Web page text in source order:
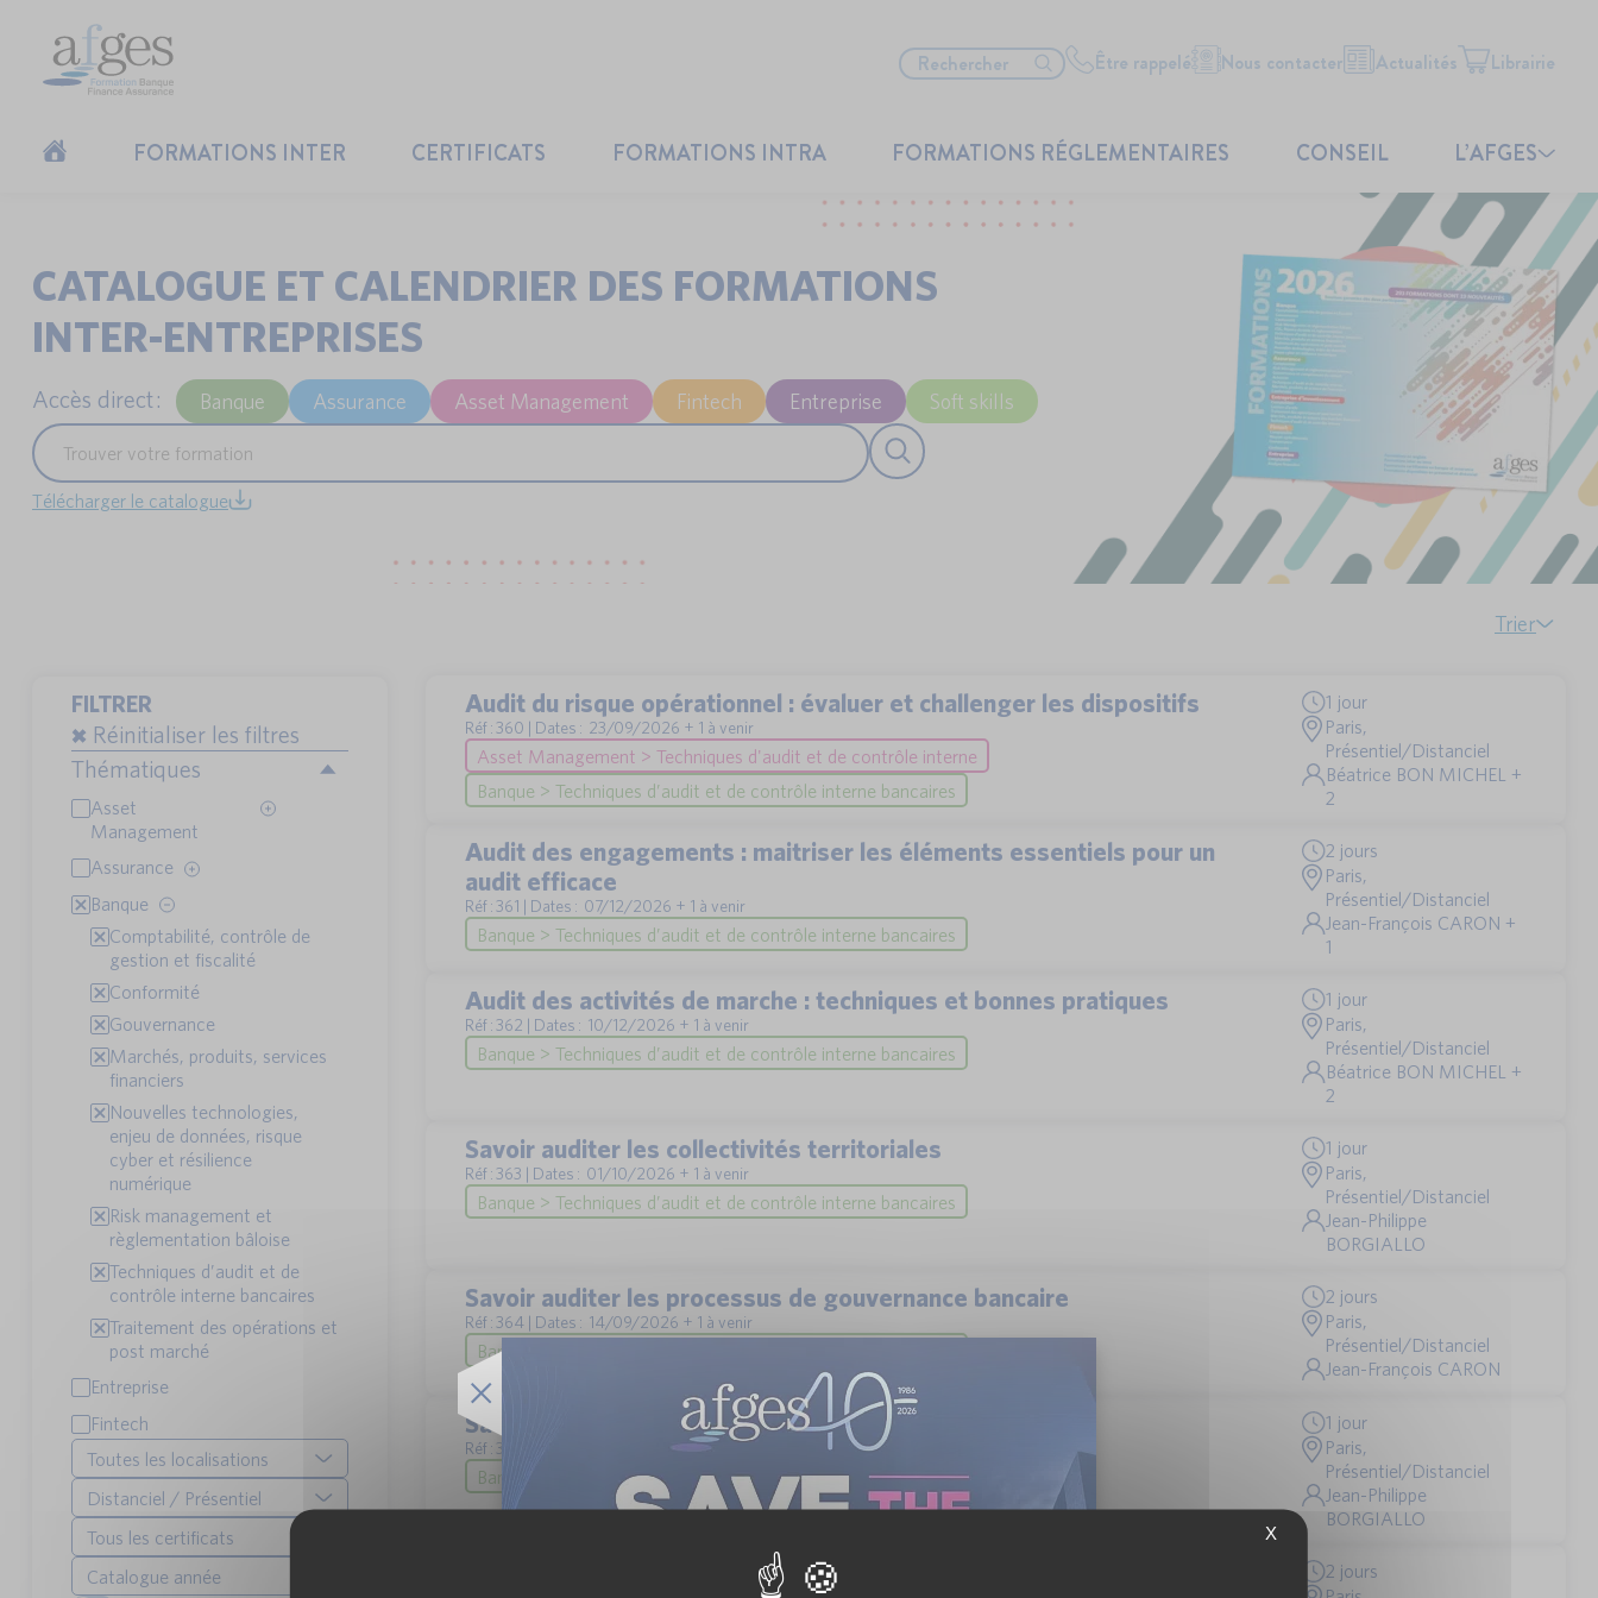
Être rappelé Nous contacter Actualités Librairie
FORMATIONS INTER CERTIFICATS FORMATIONS INTRA FORMATIONS RÉGLEMENTAIRES CONSEIL L’AFGES
CATALOGUE ET CALENDRIER DES FORMATIONS
INTER-ENTREPRISES
Accès direct : Banque Assurance Asset Management Fintech Entreprise Soft skills
Télécharger le catalogue
Trier
FILTRER
Réinitialiser les filtres
Thématiques
Asset
Management
Assurance
Banque
Comptabilité, contrôle de
gestion et fiscalité
Conformité
Gouvernance
Marchés, produits, services
financiers
Nouvelles technologies,
enjeu de données, risque
cyber et résilience
numérique
Risk management et
règlementation bâloise
Techniques d’audit et de
contrôle interne bancaires
Traitement des opérations et
post marché
Entreprise
Fintech
Toutes les localisations
Distanciel / Présentiel
Tous les certificats
Catalogue année
Audit du risque opérationnel : évaluer et challenger les dispositifs
Réf : 360 | Dates : 23/09/2026 + 1 à venir
Asset Management > Techniques d'audit et de contrôle interne
Banque > Techniques d’audit et de contrôle interne bancaires
1 jour
Paris,
Présentiel/Distanciel
Béatrice BON MICHEL +
2
Audit des engagements : maitriser les éléments essentiels pour un
audit efficace
Réf : 361 | Dates : 07/12/2026 + 1 à venir
Banque > Techniques d’audit et de contrôle interne bancaires
2 jours
Paris,
Présentiel/Distanciel
Jean-François CARON +
1
Audit des activités de marche : techniques et bonnes pratiques
Réf : 362 | Dates : 10/12/2026 + 1 à venir
Banque > Techniques d’audit et de contrôle interne bancaires
1 jour
Paris,
Présentiel/Distanciel
Béatrice BON MICHEL +
2
Savoir auditer les collectivités territoriales
Réf : 363 | Dates : 01/10/2026 + 1 à venir
Banque > Techniques d’audit et de contrôle interne bancaires
1 jour
Paris,
Présentiel/Distanciel
Jean-Philippe
BORGIALLO
Savoir auditer les processus de gouvernance bancaire
Réf : 364 | Dates : 14/09/2026 + 1 à venir
Banque > Techniques d’audit et de contrôle interne bancaires
2 jours
Paris,
Présentiel/Distanciel
Jean-François CARON
Savoir auditer les SEM, HLM, associations
Réf : 365 | Dates : 02/10/2026 + 1 à venir
Banque > Techniques d’audit et de contrôle interne bancaires
1 jour
Paris,
Présentiel/Distanciel
Jean-Philippe
BORGIALLO
Conduire efficacement une mission d’audit interne au sein des
2 jours
X